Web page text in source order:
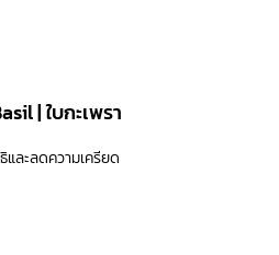
| ใบกะเพรา
และลดความเครียด